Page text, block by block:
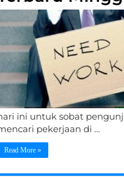
ini untuk sobat
pekerjaan di …
Read More »